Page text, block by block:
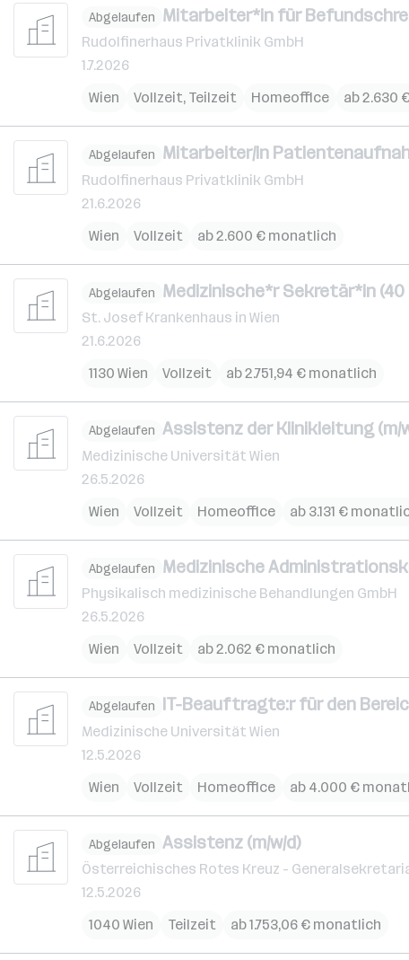
Abgelaufen Mitarbeiter*in für
Rudolfinerhaus Privatklinik GmbH
1.7.2026
Wien
Vollzeit, Teilzeit Homeoffice ab 2.630
Abgelaufen Mitarbeiter/in
Rudolfinerhaus Privatklinik GmbH
21.6.2026
Wien
Vollzeit ab 2.600 € monatlich
Abgelaufen Medizinische*r Sekretär*in
St. Josef Krankenhaus in Wien
21.6.2026
1130 Wien
Vollzeit ab 2.751,94 € monatlich
Abgelaufen Assistenz der Klinikleitung (m/
Medizinische Universität Wien
26.5.2026
Wien
Vollzeit Homeoffice ab 3.131 €
Abgelaufen Medizinische
Physikalisch medizinische Behandlungen GmbH
26.5.2026
Wien
Vollzeit ab 2.062 € monatlich
Abgelaufen IT-Beauftragte:r für den
Medizinische Universität Wien
12.5.2026
Wien
Vollzeit Homeoffice ab 4.000 €
Abgelaufen Assistenz (m/w/d)
Österreichisches Rotes Kreuz -
12.5.2026
1040 Wien
Teilzeit ab 1.753,06 € monatlich